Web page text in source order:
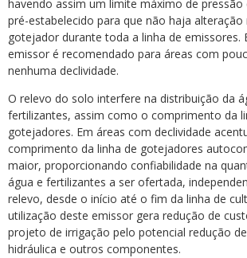
havendo assim um limite máximo de pressão
pré-estabelecido para que não haja alteração
gotejador durante toda a linha de emissores.
emissor é recomendado para áreas com
nenhuma declividade.
O relevo do solo interfere na distribuição da
fertilizantes, assim como o comprimento da
gotejadores. Em áreas com declividade
comprimento da linha de gotejadores
maior, proporcionando confiabilidade na
água e fertilizantes a ser ofertada,
relevo, desde o início até o fim da linha de
utilização deste emissor gera redução de
projeto de irrigação pelo potencial redução
hidráulica e outros componentes.